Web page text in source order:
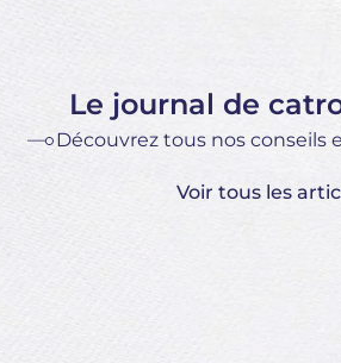
Le journal de
Découvrez tous nos conseils
Voir tous les